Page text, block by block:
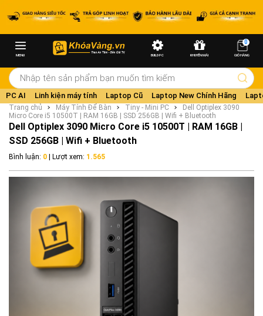
MENU BUILD PC KHUYẾN MÃI
0
GIỎ HÀNG
PC AI Linh kiện máy tính Laptop Cũ Laptop New Chính Hãng
Trang chủ Máy Tính Để Bàn Tiny - Mini PC
Dell Optiplex 3090
Micro Core i5 10500T | RAM 16GB | SSD 256GB | Wifi + Bluetooth
Dell Optiplex 3090 Micro Core i5 10500T | RAM 16GB |
SSD 256GB | Wifi + Bluetooth
Bình luận: 0 | Lượt xem: 1.565